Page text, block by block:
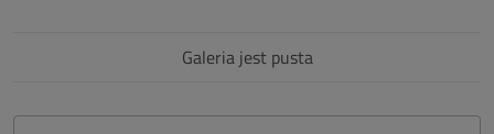
Galeria jest pusta